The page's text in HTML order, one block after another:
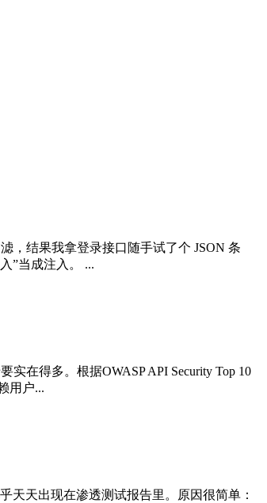
，结果我拿登录接口随手试了个 JSON 条
”当成注入。 ...
在得多。根据OWASP API Security Top 10
用户...
天天出现在渗透测试报告里。原因很简单：